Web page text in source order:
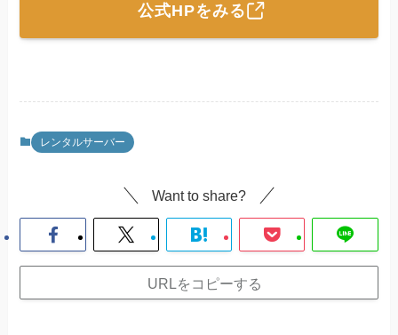
公式HPをみる
レンタルサーバー
Want to share?
URLをコピーする